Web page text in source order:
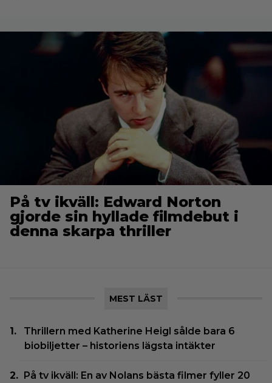
På tv ikväll: Edward Norton
gjorde sin hyllade filmdebut i
denna skarpa thriller
MEST LÄST
Thrillern med Katherine Heigl sålde bara 6
biobiljetter – historiens lägsta intäkter
På tv ikväll: En av Nolans bästa filmer fyller 20